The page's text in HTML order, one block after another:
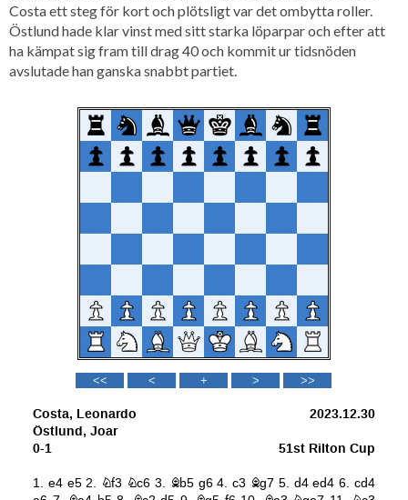
Costa ett steg för kort och plötsligt var det ombytta roller.
Östlund hade klar vinst med sitt starka löparpar och efter att
ha kämpat sig fram till drag 40 och kommit ur tidsnöden
avslutade han ganska snabbt partiet.